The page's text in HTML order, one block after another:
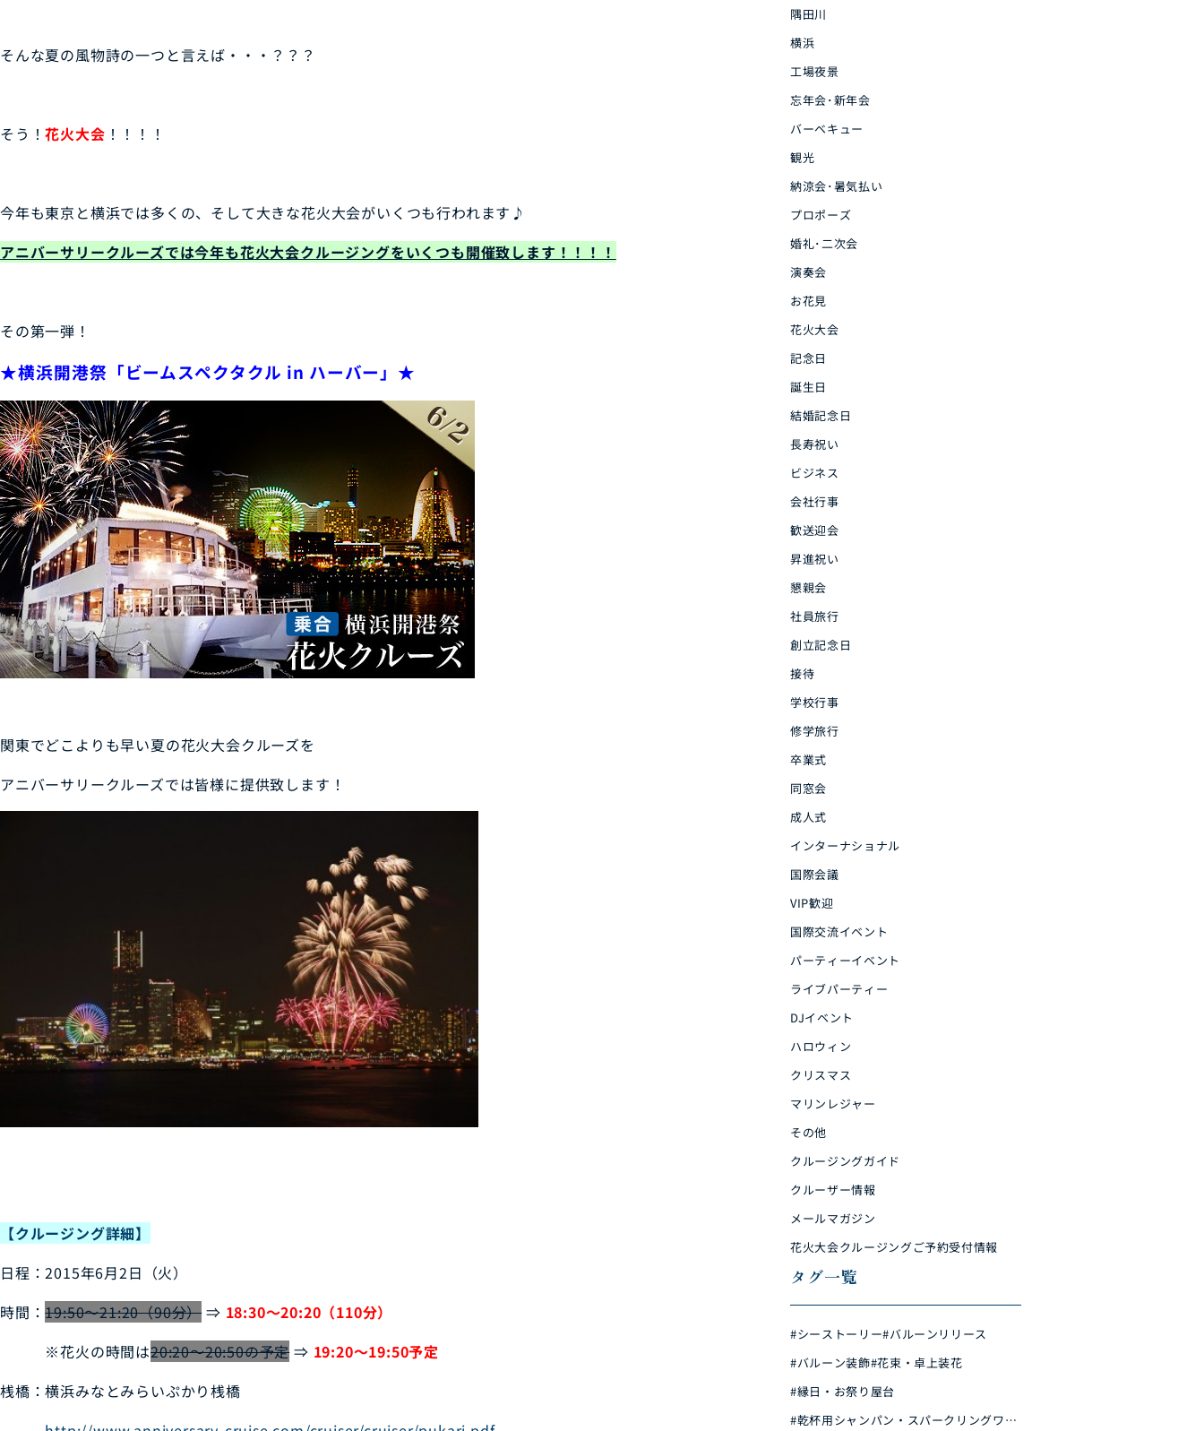
そんな夏の風物詩の一つと言えば・・・？？？
そう！花火大会 ！！！！
今年も東京と横浜では多くの、そして大きな花火大会がいくつも行われます♪
アニバーサリークルーズでは今年も花火大会クルージングをいくつも開催致します！！！！
その第一弾！
★横浜開港祭「ビームスペクタクル in ハーバー」★
関東でどこよりも早い夏の花火大会クルーズを
アニバーサリークルーズでは皆様に提供致します！
【クルージング詳細】
日程：2015年6月2日（火）
時間：19:50～21:20（90分）⇒ 18:30～20:20（110分）
※花火の時間は20:20～20:50の予定⇒ 19:20～19:50予定
桟橋：横浜みなとみらいぷかり桟橋
隅田川
横浜
工場夜景
忘年会･新年会
バーベキュー
観光
納涼会･暑気払い
プロポーズ
婚礼･二次会
演奏会
お花見
花火大会
記念日
誕生日
結婚記念日
長寿祝い
ビジネス
会社行事
歓送迎会
昇進祝い
懇親会
社員旅行
創立記念日
接待
学校行事
修学旅行
卒業式
同窓会
成人式
インターナショナル
国際会議
VIP歓迎
国際交流イベント
パーティーイベント
ライブパーティー
DJイベント
ハロウィン
クリスマス
マリンレジャー
その他
クルージングガイド
クルーザー情報
メールマガジン
花火大会クルージングご予約受付情報
タグ一覧
#シーストーリー#バルーンリリース
#バルーン装飾#花束・卓上装花
#縁日・お祭り屋台
#乾杯用シャンパン・スパークリングワイ